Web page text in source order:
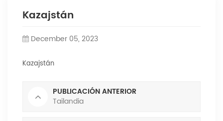
Kazajstán
December 05, 2023
Kazajstán
PUBLICACIÓN ANTERIOR
Tailandia